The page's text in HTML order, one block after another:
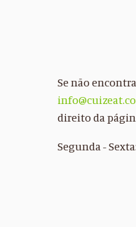
Se não
direito da
Segunda -